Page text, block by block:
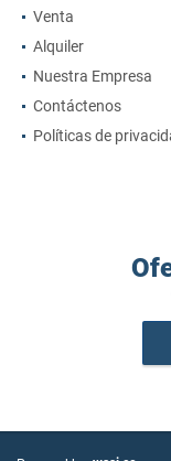
Venta
Alquiler
Nuestra Empresa
Contáctenos
Políticas de